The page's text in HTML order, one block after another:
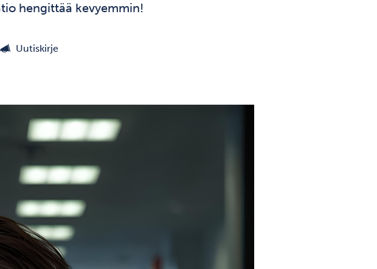
hengittää kevyemmin!
Uutiskirje